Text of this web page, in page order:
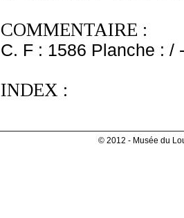
COMMENTAIRE :
C. F : 1586 Planche : /
INDEX :
© 2012 - Musée du